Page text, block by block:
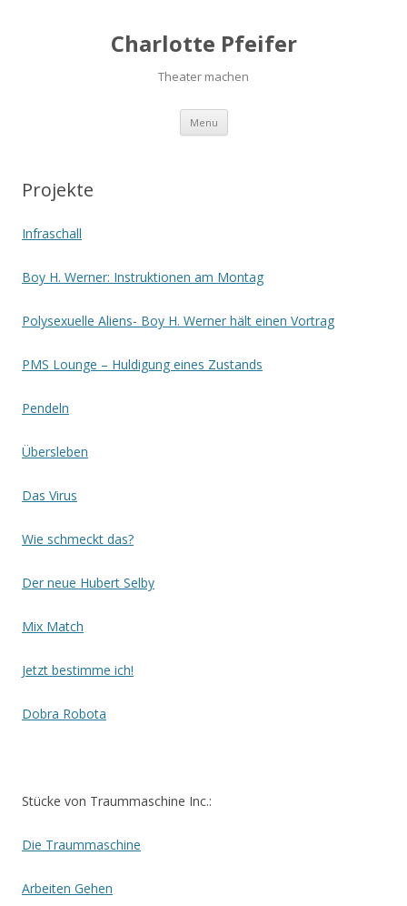
Charlotte Pfeifer
Theater machen
Menu
Projekte
Infraschall
Boy H. Werner: Instruktionen am Montag
Polysexuelle Aliens- Boy H. Werner hält einen Vortrag
PMS Lounge – Huldigung eines Zustands
Pendeln
Übersleben
Das Virus
Wie schmeckt das?
Der neue Hubert Selby
Mix Match
Jetzt bestimme ich!
Dobra Robota
Stücke von Traummaschine Inc.:
Die Traummaschine
Arbeiten Gehen